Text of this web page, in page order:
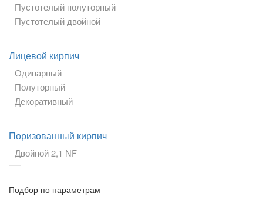
Пустотелый полуторный
Пустотелый двойной
Лицевой кирпич
Одинарный
Полуторный
Декоративный
Поризованный кирпич
Двойной 2,1 NF
Подбор по параметрам